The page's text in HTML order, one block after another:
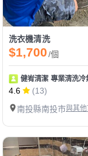
洗衣機清洗
$1,700/個
健峟清潔 專業清洗冷
4.6
(13)
南投縣南投市與其他